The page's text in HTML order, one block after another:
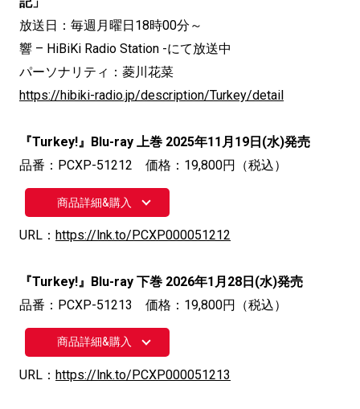
放送日：毎週月曜日18時00分～
響 – HiBiKi Radio Station -にて放送中
パーソナリティ：菱川花菜
https://hibiki-radio.jp/description/Turkey/detail
『Turkey!』Blu-ray 上巻 2025年11月19日(水)発売
品番：PCXP-51212 価格：19,800円（税込）
商品詳細&購入
URL： https://lnk.to/PCXP000051212
『Turkey!』Blu-ray 下巻 2026年1月28日(水)発売
品番：PCXP-51213 価格：19,800円（税込）
商品詳細&購入
URL： https://lnk.to/PCXP000051213